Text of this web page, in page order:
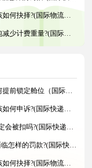
国际物流干货知识分享)
?(国际快递干货知识分享)
（国际海运干货知识分享）
国际快递干货知识分享)
?(国际快递干货知识分享)
款?(国际快递干货知识分享)
国际物流干货知识分享)